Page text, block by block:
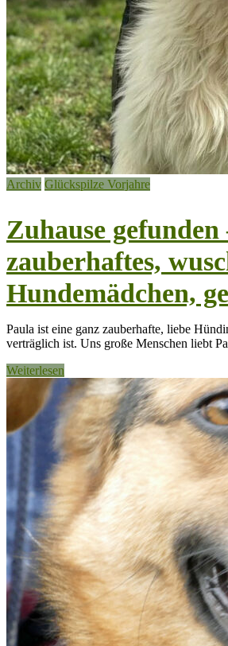
Archiv Glückspilze Vorjahre
Zuhause gefunden
zauberhaftes,
Hundemädchen,
Paula ist eine ganz zauberhafte, liebe
verträglich ist. Uns große Menschen liebt
Weiterlesen